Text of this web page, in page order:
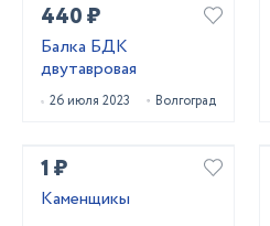
440 ₽
Балка БДК
двутавровая
26 июля 2023 Волгоград
1 ₽
Каменщикы